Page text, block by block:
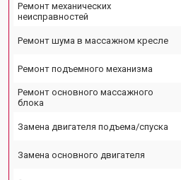
Ремонт механических
неисправностей
Ремонт шума в массажном кресле
Ремонт подъемного механизма
Ремонт основного массажного
блока
Замена двигателя подъема/спуска
Замена основного двигателя